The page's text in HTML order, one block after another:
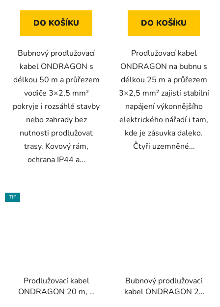
hvězdiček.
DO KOŠÍKU
Bubnový prodlužovací
kabel ONDRAGON s
délkou 50 m a průřezem
vodiče 3×2,5 mm²
pokryje i rozsáhlé stavby
nebo zahrady bez
nutnosti prodlužovat
trasy. Kovový rám,
ochrana IP44 a...
DO KOŠÍKU
Prodlužovací kabel
ONDRAGON na bubnu s
délkou 25 m a průřezem
3×2,5 mm² zajistí stabilní
napájení výkonnějšího
elektrického nářadí i tam,
kde je zásuvka daleko.
Čtyři uzemněné...
TIP
Prodlužovací kabel
ONDRAGON 20 m, 1
Bubnový prodlužovací
kabel ONDRAGON 25